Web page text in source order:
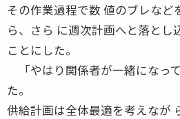
その作業過程で数 値のブレなど
ら、さら に週次計画へと落とし
ことにした。
「やはり関係者が一緒になっ
た。
供給計画は全体最適を考えなが